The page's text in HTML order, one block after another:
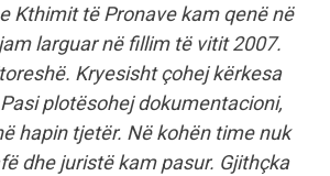
Kthimit të Pronave kam qenë në
larguar në fillim të vitit 2007.
Kryesisht çohej kërkesa
plotësohej dokumentacioni,
hapin tjetër. Në kohën time nuk
dhe juristë kam pasur. Gjithçka